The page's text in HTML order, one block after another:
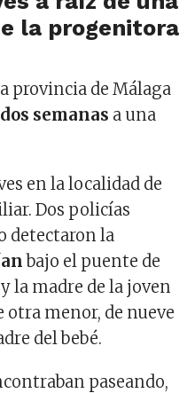
la progenitora
provincia de Málaga
semanas a una
en la localidad de
Dos policías
detectaron la
bajo el puente de
la madre de la joven
otra menor, de nueve
del bebé.
paseando,